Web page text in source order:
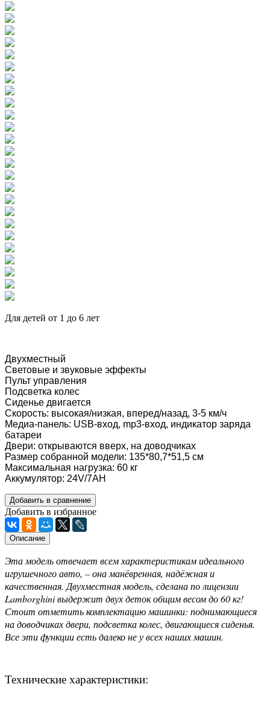
Для детей от 1 до 6 лет
Двухместный
Световые и звуковые эффекты
Пульт управления
Подсветка колес
Сиденье двигается
Скорость: высокая/низкая, вперед/назад, 3-5 км/ч
Медиа-панель: USB-вход, mp3-вход, индикатор заряда
батареи
Двери: открываются вверх, на доводчиках
Размер собранной модели: 135*80,7*51,5 см
Максимальная нагрузка: 60 кг
Аккумулятор: 24V/7АН
Добавить в сравнение
Добавить в избранное
Описание
Эта модель отвечает всем характеристикам идеального
игрушечного авто, – она манёвренная, надёжная и
качественная. Двухместная модель, сделана по лицензии
Lamborghini выдержит двух деток общим весом до 60 кг!
Стоит отметить комплектацию машинки: поднимающиеся
на доводчиках двери, подсветка колес, двигающиеся сиденья.
Все эти функции есть далеко не у всех наших машин.
Технические характеристики: